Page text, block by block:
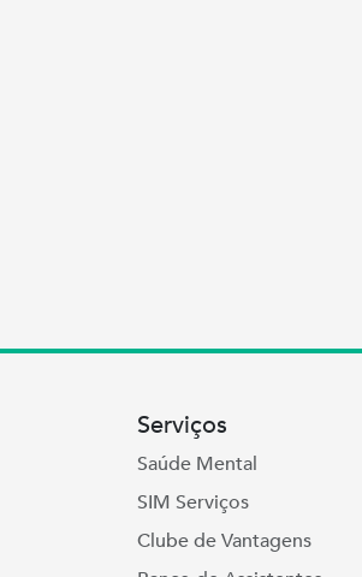
Serviços
Saúde Mental
SIM Serviços
Clube de Vantagens